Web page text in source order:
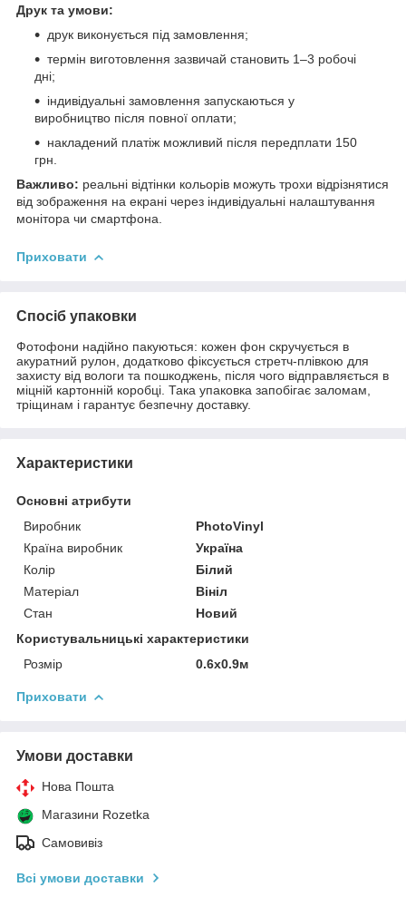
Друк та умови:
друк виконується під замовлення;
термін виготовлення зазвичай становить 1–3 робочі
дні;
індивідуальні замовлення запускаються у
виробництво після повної оплати;
накладений платіж можливий після передплати 150
грн.
Важливо: реальні відтінки кольорів можуть трохи відрізнятися
від зображення на екрані через індивідуальні налаштування
монітора чи смартфона.
Приховати
Спосіб упаковки
Фотофони надійно пакуються: кожен фон скручується в
акуратний рулон, додатково фіксується стретч-плівкою для
захисту від вологи та пошкоджень, після чого відправляється в
міцній картонній коробці. Така упаковка запобігає заломам,
тріщинам і гарантує безпечну доставку.
Характеристики
Основні атрибути
Виробник
PhotoVinyl
Країна виробник
Україна
Колір
Білий
Матеріал
Вініл
Стан
Новий
Користувальницькі характеристики
Розмір
0.6x0.9м
Приховати
Умови доставки
Нова Пошта
Магазини Rozetka
Самовивіз
Всі умови доставки